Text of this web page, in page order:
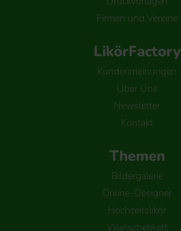
Firmen und Vereine
LikörFactory
Kundenmeinungen
Über Uns
Newsletter
Kontakt
Themen
Bildergalerie
Online-Designer
Hochzeitslikör
Wunschetikett